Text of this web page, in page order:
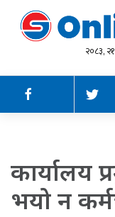
२०८३,
कार्यालय
भयो न